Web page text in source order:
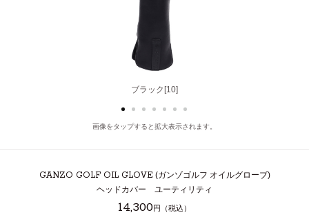
ブラック[10]
ライトブラウン[50]
画像をタップすると拡大表示されます。
GANZO GOLF OIL GLOVE (ガンゾゴルフ オイルグローブ)
ヘッドカバー ユーティリティ
14,300円（税込）